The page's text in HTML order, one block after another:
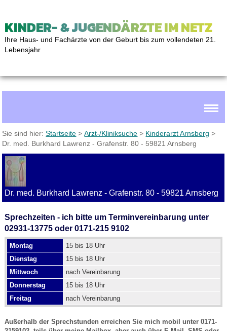
KINDER- & JUGENDÄRZTE IM NETZ
Ihre Haus- und Fachärzte von der Geburt bis zum vollendeten 21.
Lebensjahr
Sie sind hier:Startseite >Arzt-/Kliniksuche > Kinderarzt Arnsberg >
Dr. med. Burkhard Lawrenz - Grafenstr. 80 - 59821 Arnsberg
Dr. med. Burkhard Lawrenz - Grafenstr. 80 - 59821 Arnsberg
Sprechzeiten - ich bitte um Terminvereinbarung unter
02931-13775 oder 0171-215 9102
Montag
15 bis 18 Uhr
Dienstag
15 bis 18 Uhr
Mittwoch
nach Vereinbarung
Donnerstag
15 bis 18 Uhr
Freitag
nach Vereinbarung
Außerhalb der Sprechstunden erreichen Sie mich mobil unter 0171-